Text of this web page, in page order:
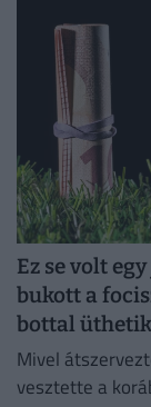
Ez se volt
bukott a
bottal
Mivel
vesztette a